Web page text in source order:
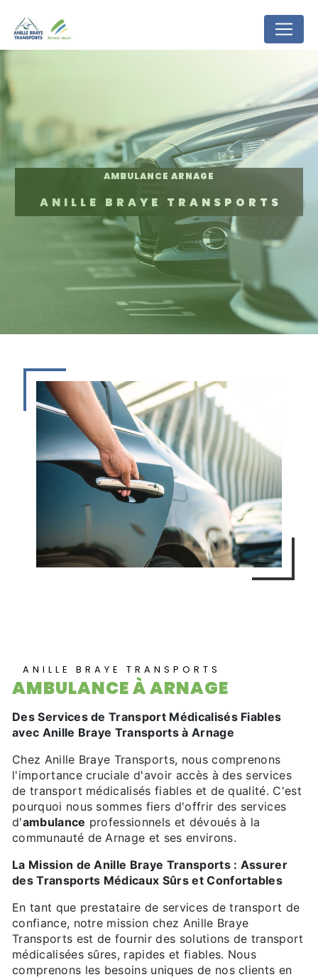
AMBULANCE ARNAGE
ANILLE BRAYE TRANSPORTS
ANILLE BRAYE TRANSPORTS
AMBULANCE À ARNAGE
Des Services de Transport Médicalisés Fiables
avec Anille Braye Transports à Arnage
Chez Anille Braye Transports, nous comprenons
l'importance cruciale d'avoir accès à des services
de transport médicalisés fiables et de qualité. C'est
pourquoi nous sommes fiers d'offrir des services
d'ambulance professionnels et dévoués à la
communauté de Arnage et ses environs.
La Mission de Anille Braye Transports : Assurer
des Transports Médicaux Sûrs et Confortables
En tant que prestataire de services de transport de
confiance, notre mission chez Anille Braye
Transports est de fournir des solutions de transport
médicalisées sûres, rapides et fiables. Nous
comprenons les besoins uniques de nos clients en